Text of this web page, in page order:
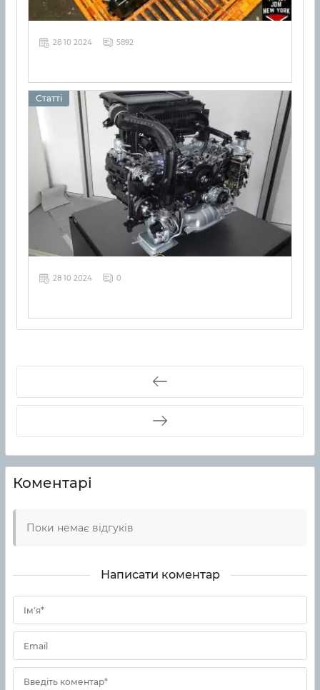
28 10 2024 5892
Статті
28 10 2024 0
Коментарі
Поки немає відгуків
Написати коментар
Ім'я*
Email
Введіть коментар*